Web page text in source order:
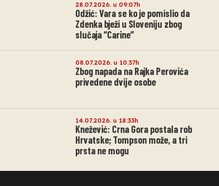
28.07.2026. u 09:07h
Odžić: Vara se ko je pomislio da
Zdenka bježi u Sloveniju zbog
slučaja “Carine”
08.07.2026. u 10:37h
Zbog napada na Rajka Perovića
privedene dvije osobe
14.07.2026. u 18:33h
Knežević: Crna Gora postala rob
Hrvatske; Tompson može, a tri
prsta ne mogu